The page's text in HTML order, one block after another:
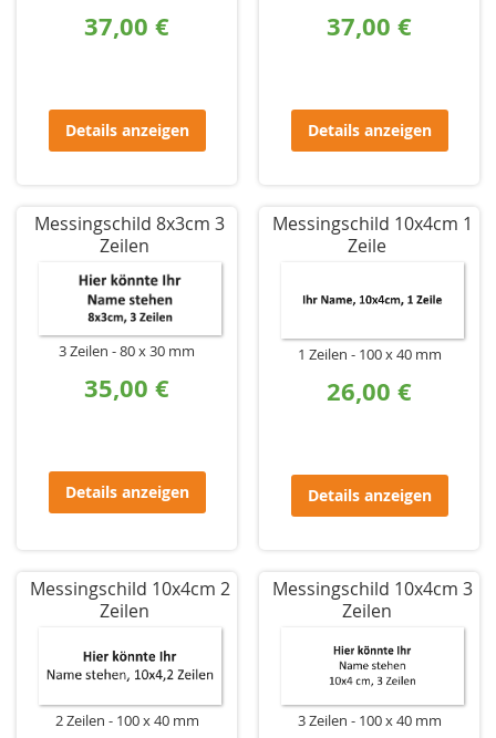
37,00 €
Details anzeigen
37,00 €
Details anzeigen
Messingschild 8x3cm 3
Zeilen
3 Zeilen 80 x 30 mm
35,00 €
Details anzeigen
Messingschild 10x4cm 1
Zeile
1 Zeilen 100 x 40 mm
26,00 €
Details anzeigen
Messingschild 10x4cm 2
Zeilen
2 Zeilen 100 x 40 mm
Messingschild 10x4cm 3
Zeilen
3 Zeilen 100 x 40 mm